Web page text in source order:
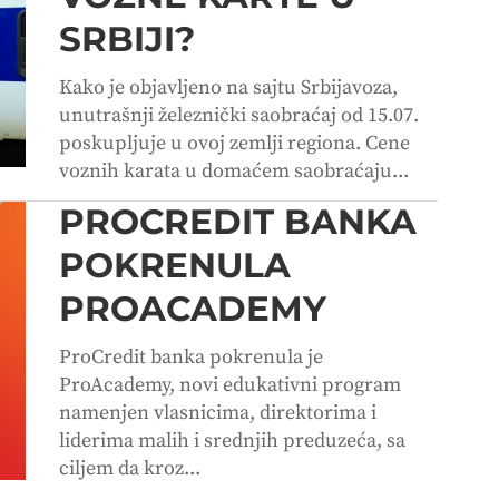
SRBIJI?
Kako je objavljeno na sajtu Srbijavoza,
unutrašnji železnički saobraćaj od 15.07.
poskupljuje u ovoj zemlji regiona. Cene
voznih karata u domaćem saobraćaju...
PROCREDIT BANKA
POKRENULA
PROACADEMY
ProCredit banka pokrenula je
ProAcademy, novi edukativni program
namenjen vlasnicima, direktorima i
liderima malih i srednjih preduzeća, sa
ciljem da kroz...